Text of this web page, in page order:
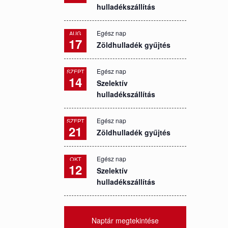
hulladékszállítás
AUG
17
Egész nap
Zöldhulladék gyűjtés
SZEPT
14
Egész nap
Szelektív
hulladékszállítás
SZEPT
21
Egész nap
Zöldhulladék gyűjtés
OKT
12
Egész nap
Szelektív
hulladékszállítás
Naptár megtekintése